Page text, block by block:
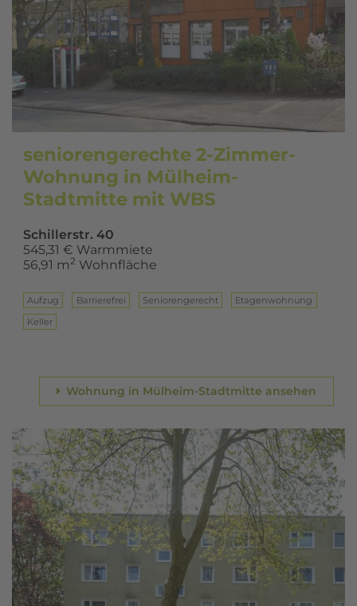
seniorengerechte 2-Zimmer-
Wohnung in Mülheim-
Stadtmitte mit WBS
Schillerstr. 40
545,31 € Warmmiete
56,91 m2 Wohnfläche
Aufzug Barrierefrei Seniorengerecht
Eta­gen­woh­nung
Keller
Wohnung in Mülheim-Stadtmitte ansehen